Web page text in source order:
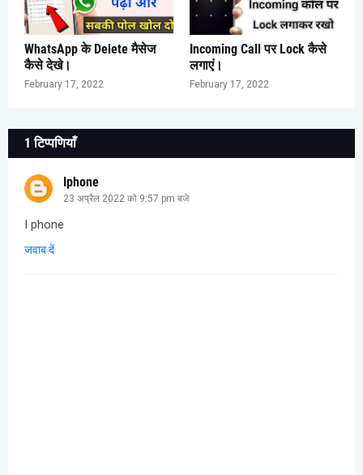
WhatsApp के Delete मैसेज
कैसे देखे।
February 17, 2022
Incoming Call पर Lock कैसे
लगाएं।
February 17, 2022
1 टिप्पणियाँ
Iphone
23 अप्रैल 2022 को 9:57 pm बजे
I phone
जवाब दें